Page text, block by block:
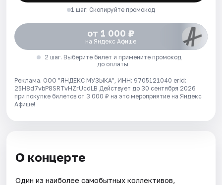
1 шаг. Скопируйте промокод
от 1 000 ₽
на Яндекс Афише
2 шаг. Выберите билет и примените промокод
до оплаты
Реклама. ООО "ЯНДЕКС МУЗЫКА", ИНН: 9705121040 erid:
25H8d7vbP8SRTvHZrUcdLB Действует до 30 сентября 2026
при покупке билетов от 3 000 ₽ на это мероприятие на Яндекс
Афише!
О концерте
Один из наиболее самобытных коллективов,